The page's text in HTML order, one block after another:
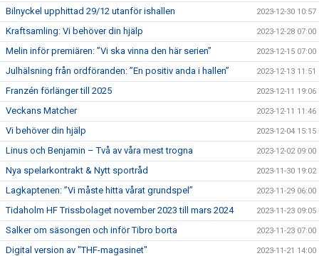
Bilnyckel upphittad 29/12 utanför ishallen 2023-12-30 10:57
Kraftsamling: Vi behöver din hjälp 2023-12-28 07:00
Melin inför premiären: ”Vi ska vinna den här serien” 2023-12-15 07:00
Julhälsning från ordföranden: ”En positiv anda i hallen” 2023-12-13 11:51
Franzén förlänger till 2025 2023-12-11 19:06
Veckans Matcher 2023-12-11 11:46
Vi behöver din hjälp 2023-12-04 15:15
Linus och Benjamin – Två av våra mest trogna 2023-12-02 09:00
Nya spelarkontrakt & Nytt sportråd 2023-11-30 19:02
Lagkaptenen: ”Vi måste hitta vårat grundspel” 2023-11-29 06:00
Tidaholm HF Trissbolaget november 2023 till mars 2024 2023-11-23 09:05
Salker om säsongen och inför Tibro borta 2023-11-23 07:00
Digital version av "THF-magasinet" 2023-11-21 14:00